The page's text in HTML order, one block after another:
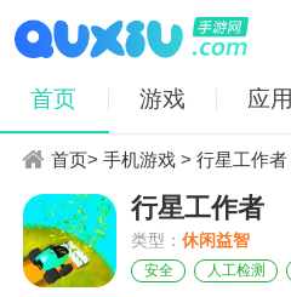
首页 游戏 应用
首页>手机游戏 > 行星工作者
行星工作者
类型：休闲益智
安全 人工检测